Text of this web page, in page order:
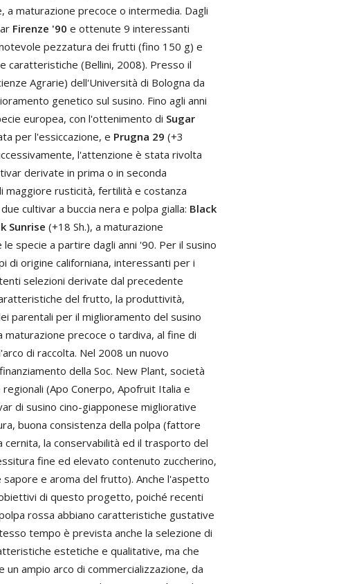
maturazione precoce o intermedia. Dagli
Firenze '90 e ottenute 9 interessanti
pezzatura dei frutti (fino 150 g) e
(Bellini, 2008). Presso il
Agrarie) dell'Università di Bologna da
genetico sul susino. Fino agli anni
europea, con l'ottenimento di Sugar
per l'essiccazione, e Prugna 29 (+3
l'attenzione è stata rivolta
derivate in prima o in seconda
maggiore rusticità, fertilità e costanza
cultivar a buccia nera e polpa gialla: Black
Sunrise (+18 Sh.), a maturazione
specie a partire dagli anni '90. Per il susino
origine californiana, interessanti per i
selezioni derivate dal precedente
del frutto, la produttività,
parentali per il miglioramento del susino
precoce o tardiva, al fine di
di raccolta. Nel 2008 un nuovo
della Soc. New Plant, società
(Apo Conerpo, Apofruit Italia e
di susino cino-giapponese migliorative
buona consistenza della polpa (fattore
la conservabilità ed il trasporto del
fine ed elevato contenuto zuccherino,
e aroma del frutto). Anche l'aspetto
di questo progetto, poiché recenti
rossa abbiano caratteristiche gustative
tempo è prevista anche la selezione di
estetiche e qualitative, ma che
ampio arco di commercializzazione, da